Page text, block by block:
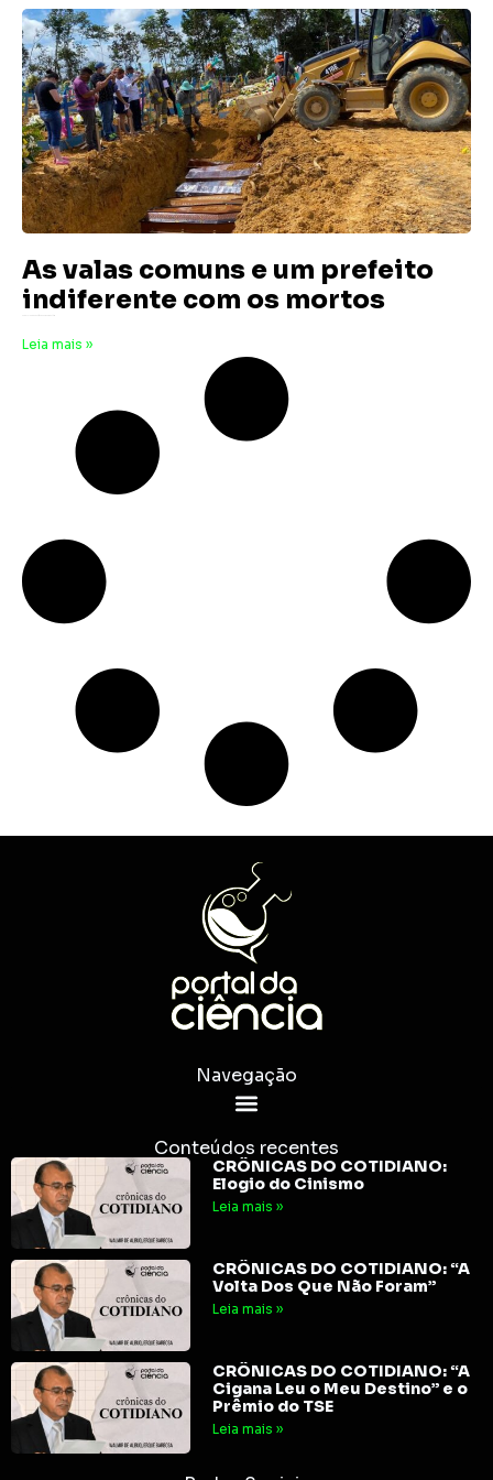
As valas comuns e um prefeito
indiferente com os mortos
Leia mais »
Navegação
Conteúdos recentes
CRÔNICAS DO COTIDIANO:
Elogio do Cinismo
Leia mais »
CRÔNICAS DO COTIDIANO: “A
Volta Dos Que Não Foram”
Leia mais »
CRÔNICAS DO COTIDIANO: “A
Cigana Leu o Meu Destino” e o
Prêmio do TSE
Leia mais »